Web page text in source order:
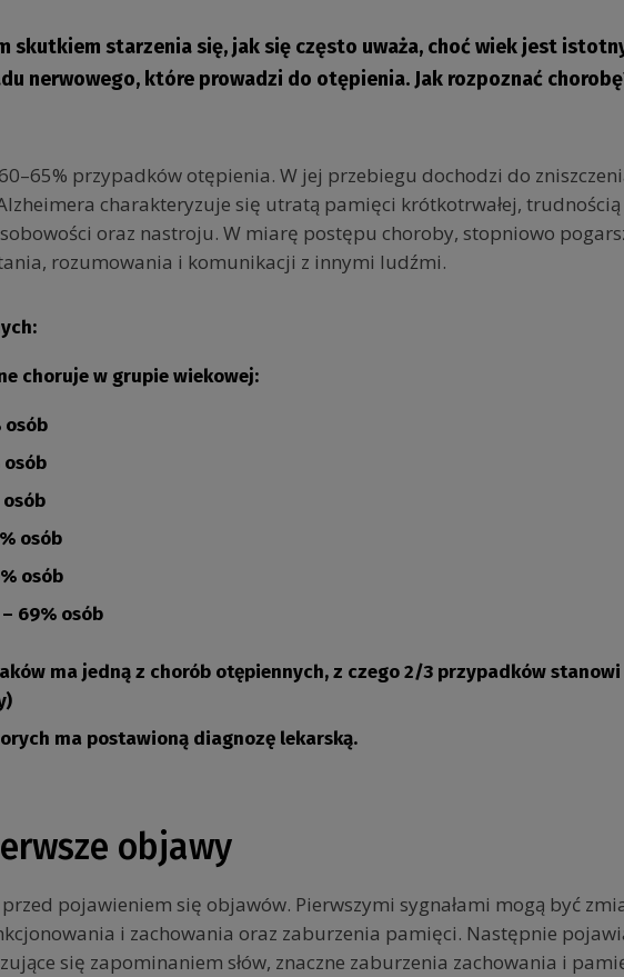
skutkiem starzenia się, jak się często uważa, choć wiek jest
nerwowego, które prowadzi do otępienia. Jak rozpoznać
przypadków otępienia. W jej przebiegu dochodzi do
charakteryzuje się utratą pamięci krótkotrwałej, trudnością
oraz nastroju. W miarę postępu choroby, stopniowo
rozumowania i komunikacji z innymi ludźmi.
choruje w grupie wiekowej:
osób
osób
osób
osób
69% osób
ma jedną z chorób otępiennych, z czego 2/3 przypadków
ma postawioną diagnozę lekarską.
objawy
pojawieniem się objawów. Pierwszymi sygnałami mogą być
i zachowania oraz zaburzenia pamięci. Następnie
się zapominaniem słów, znaczne zaburzenia zachowania i